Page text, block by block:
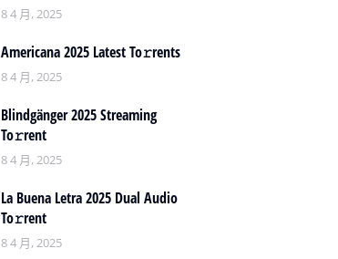
8 4 月, 2025
Americana 2025 Latest To𝚛rents
8 4 月, 2025
Blindgänger 2025 Streaming
To𝚛rent
8 4 月, 2025
La Buena Letra 2025 Dual Audio
To𝚛rent
8 4 月, 2025